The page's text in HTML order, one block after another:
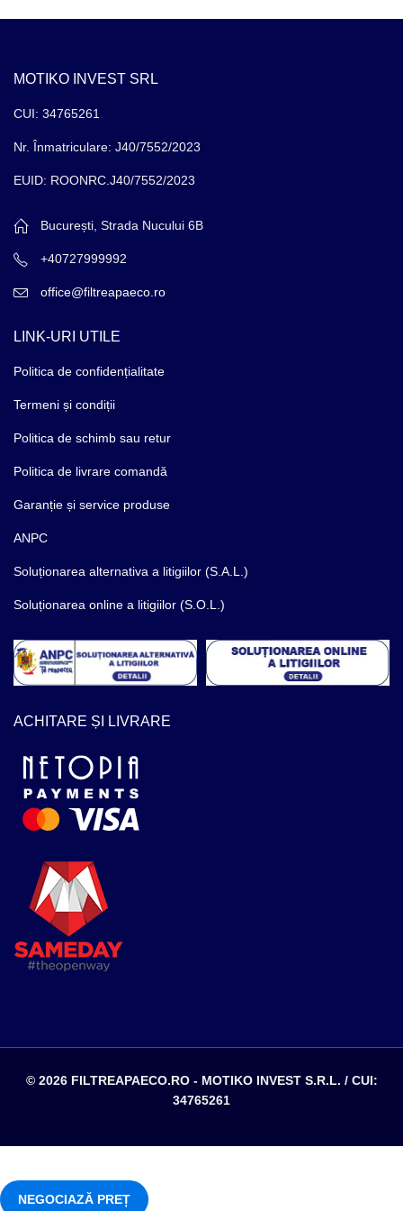
MOTIKO INVEST SRL
CUI: 34765261
Nr. Înmatriculare: J40/7552/2023
EUID: ROONRC.J40/7552/2023
București, Strada Nucului 6B
+40727999992
office@filtreapaeco.ro
LINK-URI UTILE
Politica de confidențialitate
Termeni și condiții
Politica de schimb sau retur
Politica de livrare comandă
Garanție și service produse
ANPC
Soluționarea alternativa a litigiilor (S.A.L.)
Soluționarea online a litigiilor (S.O.L.)
ACHITARE ȘI LIVRARE
© 2026 FILTREAPAECO.RO - MOTIKO INVEST S.R.L. / CUI:
34765261
NEGOCIAZĂ PREȚ